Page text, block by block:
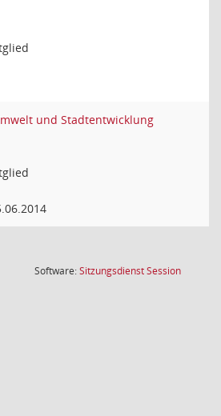
und Stadtentwicklung
Software:SitzungsdienstSession(Wird in